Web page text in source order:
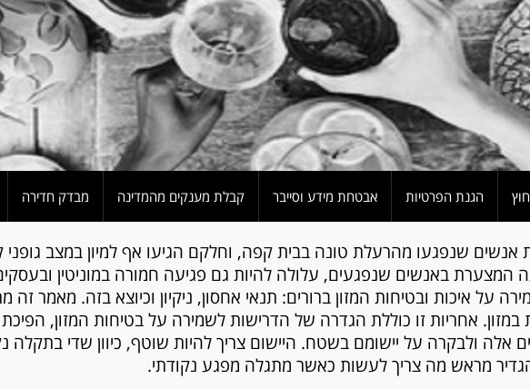
הגנת הפרטיות אבטחת מידע וסייבר קבלת מענקים מהמדינה מבדק חדירה
אנשים שנפגעו מהרעלת טונה בבית קפה, וחלקם הגיעו אף למיון במצב
באנשים שנפגעים, עלולה להיות גם פגיעה חמורה במוניטין
על איכות ובטיחות המזון ברורים: תנאי אחסון, ניקיון וכיוצא בזה. מאמר
אחריות זו כוללת הגדרה של הדרישות לשמירה על בטיחות המזון,
ולבקרה על יישומם בשטח. היישום צריך להיות שוטף, כיוון שדי בתקלה
מראש מה צריך לעשות כאשר מתגלה מפגע נקודתי.